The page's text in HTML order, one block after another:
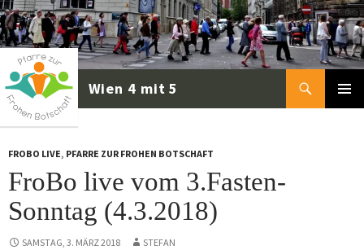
Zum
Inhalt
springen
Suchen
FROBO LIVE, PFARRE ZUR FROHEN BOTSCHAFT
FroBo live vom 3.Fasten-
Sonntag (4.3.2018)
SAMSTAG, 3. MÄRZ 2018 STEFAN